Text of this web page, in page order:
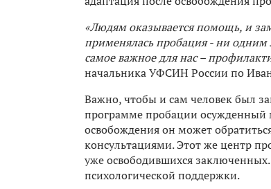
«Людям оказывается помощь, и
применялась пробация - ни одним
самое важное для нас –
начальника УФСИН России по
Важно, чтобы и сам человек был
программе пробации осужденный
освобождения он может
консультациями. Этот же центр
уже освободившихся
психологической поддержки.